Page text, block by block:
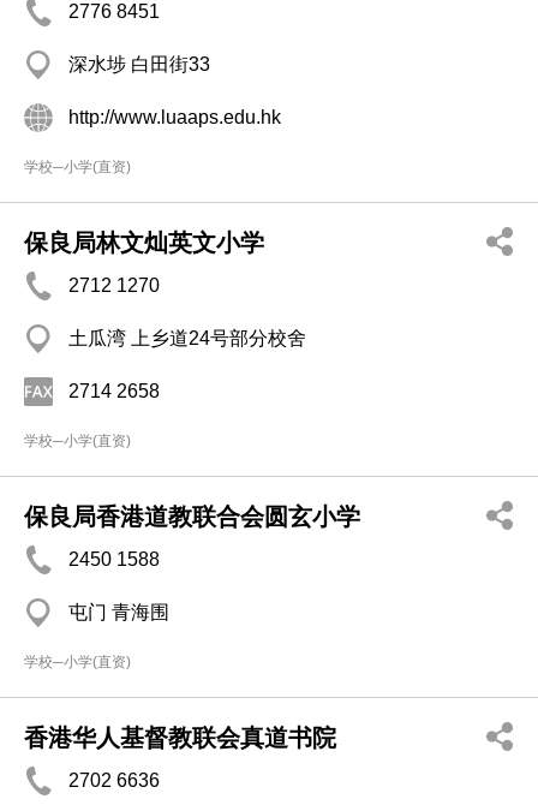
2776 8451
深水埗 白田街33
http://www.luaaps.edu.hk
学校─小学(直资)
保良局林文灿英文小学
2712 1270
土瓜湾 上乡道24号部分校舍
2714 2658
学校─小学(直资)
保良局香港道教联合会圆玄小学
2450 1588
屯门 青海围
学校─小学(直资)
香港华人基督教联会真道书院
2702 6636